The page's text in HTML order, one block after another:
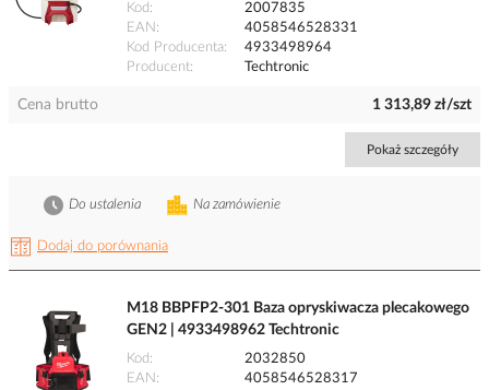
Kod
2007835
EAN
4058546528331
Kod Producenta
4933498964
Producent
Techtronic
Cena brutto 1 313,89 zł/szt
Pokaż szczegóły
Dodaj do porównania
Na zamówienie
Do ustalenia
M18 BBPFP2-301 Baza opryskiwacza plecakowego
GEN2 | 4933498962 Techtronic
Kod
2032850
EAN
4058546528317